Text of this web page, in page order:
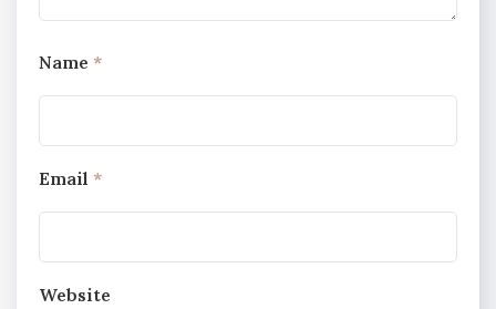
Name *
Email *
Website